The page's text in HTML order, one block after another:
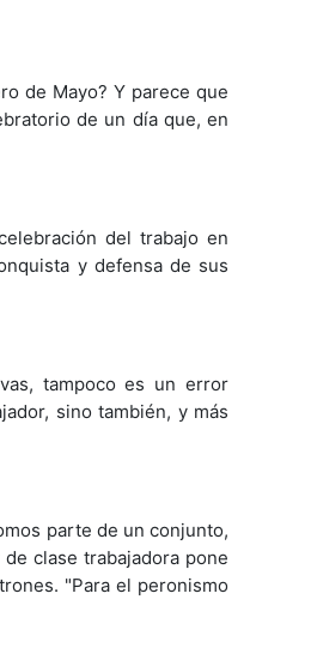
de Mayo? Y parece que
de un día que, en
del trabajo en
y defensa de sus
tampoco es un error
sino también, y más
parte de un conjunto,
clase trabajadora pone
"Para el peronismo